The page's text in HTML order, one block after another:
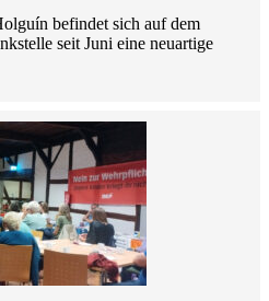
befindet sich auf dem
seit Juni eine neuartige